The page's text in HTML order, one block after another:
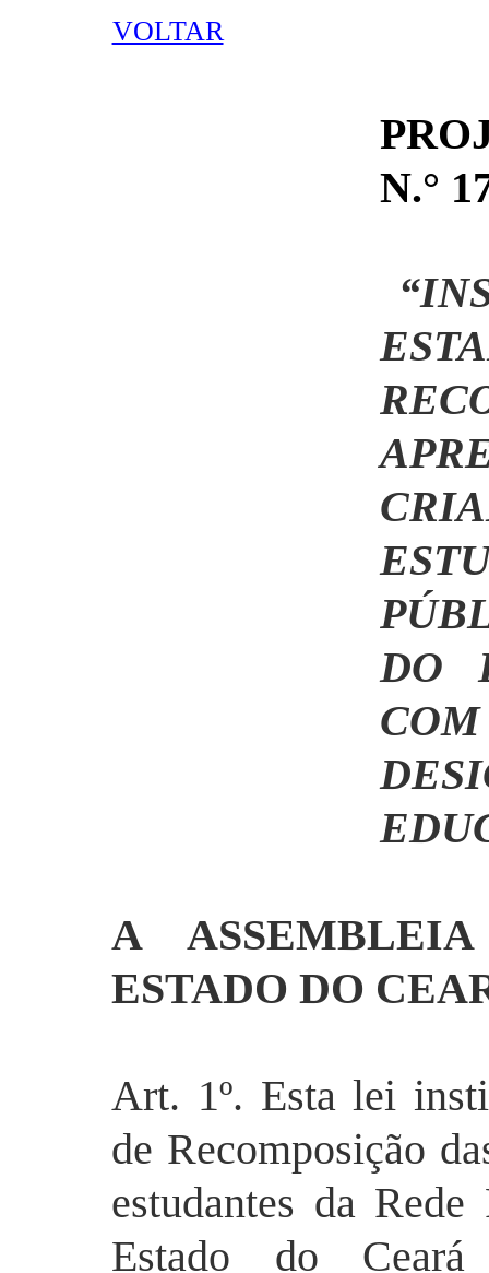
VOLTAR
N.°
DO
A
ESTADO DO
Art. 1º. Esta lei
de Recomposição
estudantes da
Estado do